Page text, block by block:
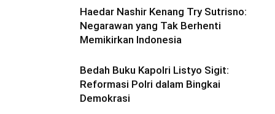
Haedar Nashir Kenang Try Sutrisno:
Negarawan yang Tak Berhenti
Memikirkan Indonesia
Bedah Buku Kapolri Listyo Sigit:
Reformasi Polri dalam Bingkai
Demokrasi